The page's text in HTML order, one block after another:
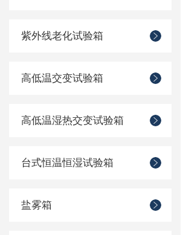
紫外线老化试验箱
高低温交变试验箱
高低温湿热交变试验箱
台式恒温恒湿试验箱
盐雾箱